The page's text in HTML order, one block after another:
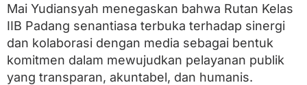
Mai Yudiansyah menegaskan bahwa Rutan Kelas
IIB Padang senantiasa terbuka terhadap sinergi
dan kolaborasi dengan media sebagai bentuk
komitmen dalam mewujudkan pelayanan publik
yang transparan, akuntabel, dan humanis.